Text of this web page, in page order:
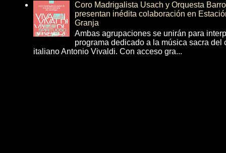
Coro Madrigalista Usach y Orquesta
presentan inédita colaboración en
Granja
Ambas agrupaciones se unirán para
programa dedicado a la música sacra del
italiano Antonio Vivaldi. Con acceso gra...